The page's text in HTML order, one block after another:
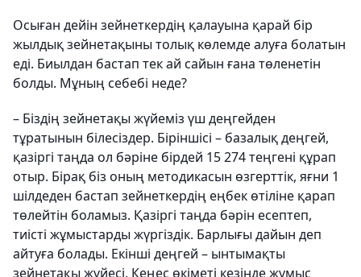
Осыған дейін зейнеткердің қалауына қарай бір
жылдық зейнетақыны толық көлемде алуға болатын
еді. Биылдан бастап тек ай сайын ғана төленетін
болды. Мұның себебі неде?
– Біздің зейнетақы жүйеміз үш деңгейден
тұратынын білесіздер. Біріншісі – базалық деңгей,
қазіргі таңда ол бәріне бірдей 15 274 теңгені құрап
отыр. Бірақ біз оның методикасын өзгерттік, яғни 1
шілдеден бастап зейнеткердің еңбек өтіліне қарап
төлейтін боламыз. Қазіргі таңда бәрін есептеп,
тиісті жұмыстарды жүргіздік. Барлығы дайын деп
айтуға болады. Екінші деңгей – ынтымақты
зейнетақы жүйесі. Кеңес өкіметі кезінде жұмыс